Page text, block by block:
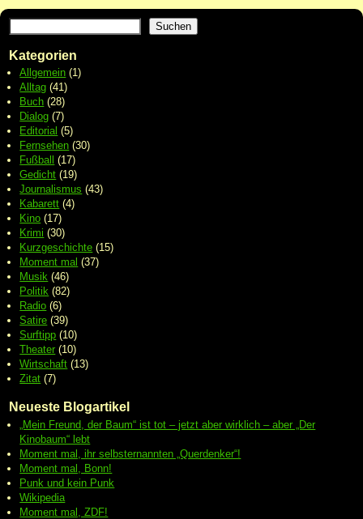
Suchen
Kategorien
Allgemein (1)
Alltag (41)
Buch (28)
Dialog (7)
Editorial (5)
Fernsehen (30)
Fußball (17)
Gedicht (19)
Journalismus (43)
Kabarett (4)
Kino (17)
Krimi (30)
Kurzgeschichte (15)
Moment mal (37)
Musik (46)
Politik (82)
Radio (6)
Satire (39)
Surftipp (10)
Theater (10)
Wirtschaft (13)
Zitat (7)
Neueste Blogartikel
„Mein Freund, der Baum“ ist tot – jetzt aber wirklich – aber „Der
Kinobaum“ lebt
Moment mal, ihr selbsternannten „Querdenker“!
Moment mal, Bonn!
Punk und kein Punk
Wikipedia
Moment mal, ZDF!